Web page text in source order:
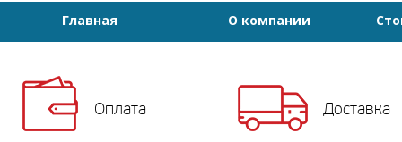
Главная О компании
Оплата Доставка